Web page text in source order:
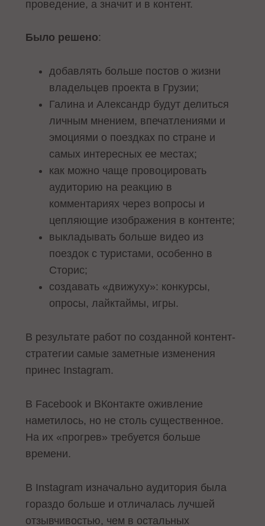
проведение, а значит и в контент.
Было решено:
добавлять больше постов о жизни
владельцев проекта в Грузии;
Галина и Александр будут делиться
личным мнением, впечатлениями и
эмоциями о поездках по стране и
самых интересных ее местах;
как можно чаще провоцировать
аудиторию на реакцию в
комментариях через вопросы и
цепляющие изображения в контенте;
выкладывать больше видео из
поездок с туристами, особенно в
Сторис;
создавать «движуху»: конкурсы,
опросы, лайктаймы, игры.
В результате работ по созданной контент-
стратегии самые заметные изменения
принес Instagram.
В Facebook и ВКонтакте оживление
наметилось, но не столь существенное.
На их «прогрев» требуется больше
времени.
В Instagram изначально аудитория была
гораздо больше и отличалась лучшей
отзывчивостью, чем в остальных